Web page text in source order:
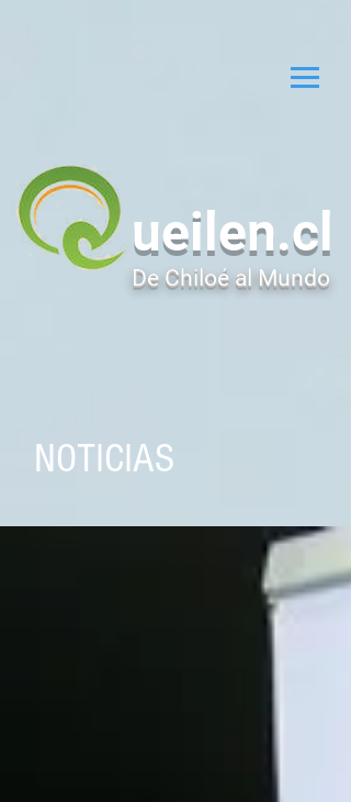
ueilen.cl
De Chiloé al Mundo
NOTICIAS